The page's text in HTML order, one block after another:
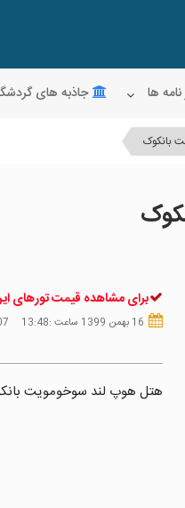
ها جاذبه های
بانکوک
برای مشاهده قیمت تورهای
16 بهمن 1399 ساعت :13:48
هتل هوپ لند سوخومویت